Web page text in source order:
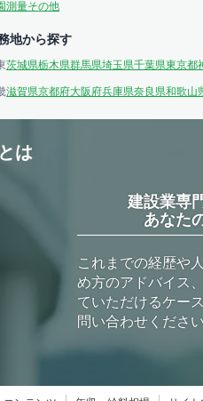
測量その他
地から探す
茨城県栃木県群馬県埼玉県千葉県東京都
滋賀県京都府大阪府兵庫県奈良県和歌山
は
建設業専
あなた
これまでの経歴や
め方のアドバイス
ていただけるケー
問い合わせください